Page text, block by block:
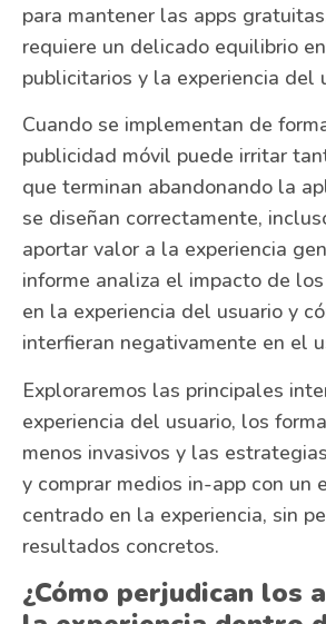
para mantener las apps
requiere un delicado equilibrio
publicitarios y la experiencia del
Cuando se implementan de
publicidad móvil puede irritar
que terminan abandonando la
se diseñan correctamente,
aportar valor a la experiencia
informe analiza el impacto de
en la experiencia del usuario y
interfieran negativamente en el
Exploraremos las principales
experiencia del usuario, los
menos invasivos y las
y comprar medios in-app con un
centrado en la experiencia, sin
resultados concretos.
¿Cómo perjudican los